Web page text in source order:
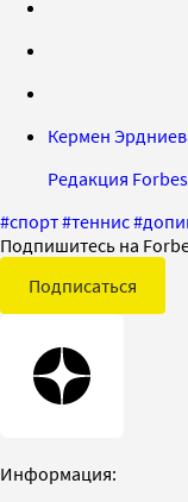
Кермен
Редакция Forbes
#спорт#теннис#
Подпишитесь на
Подписаться
Информация: